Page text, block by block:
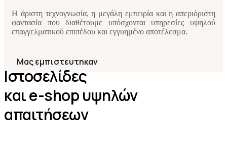
Η άριστη τεχνογνωσία, η μεγάλη εμπειρία και η απεριόριστη
φαντασία που διαθέτουμε υπόσχονται υπηρεσίες υψηλού
επαγγελματικού επιπέδου και εγγυημένο αποτέλεσμα.
Μας εμπιστευτηκαν
Iστοσελίδες
και e-shop υψηλών
απαιτήσεων